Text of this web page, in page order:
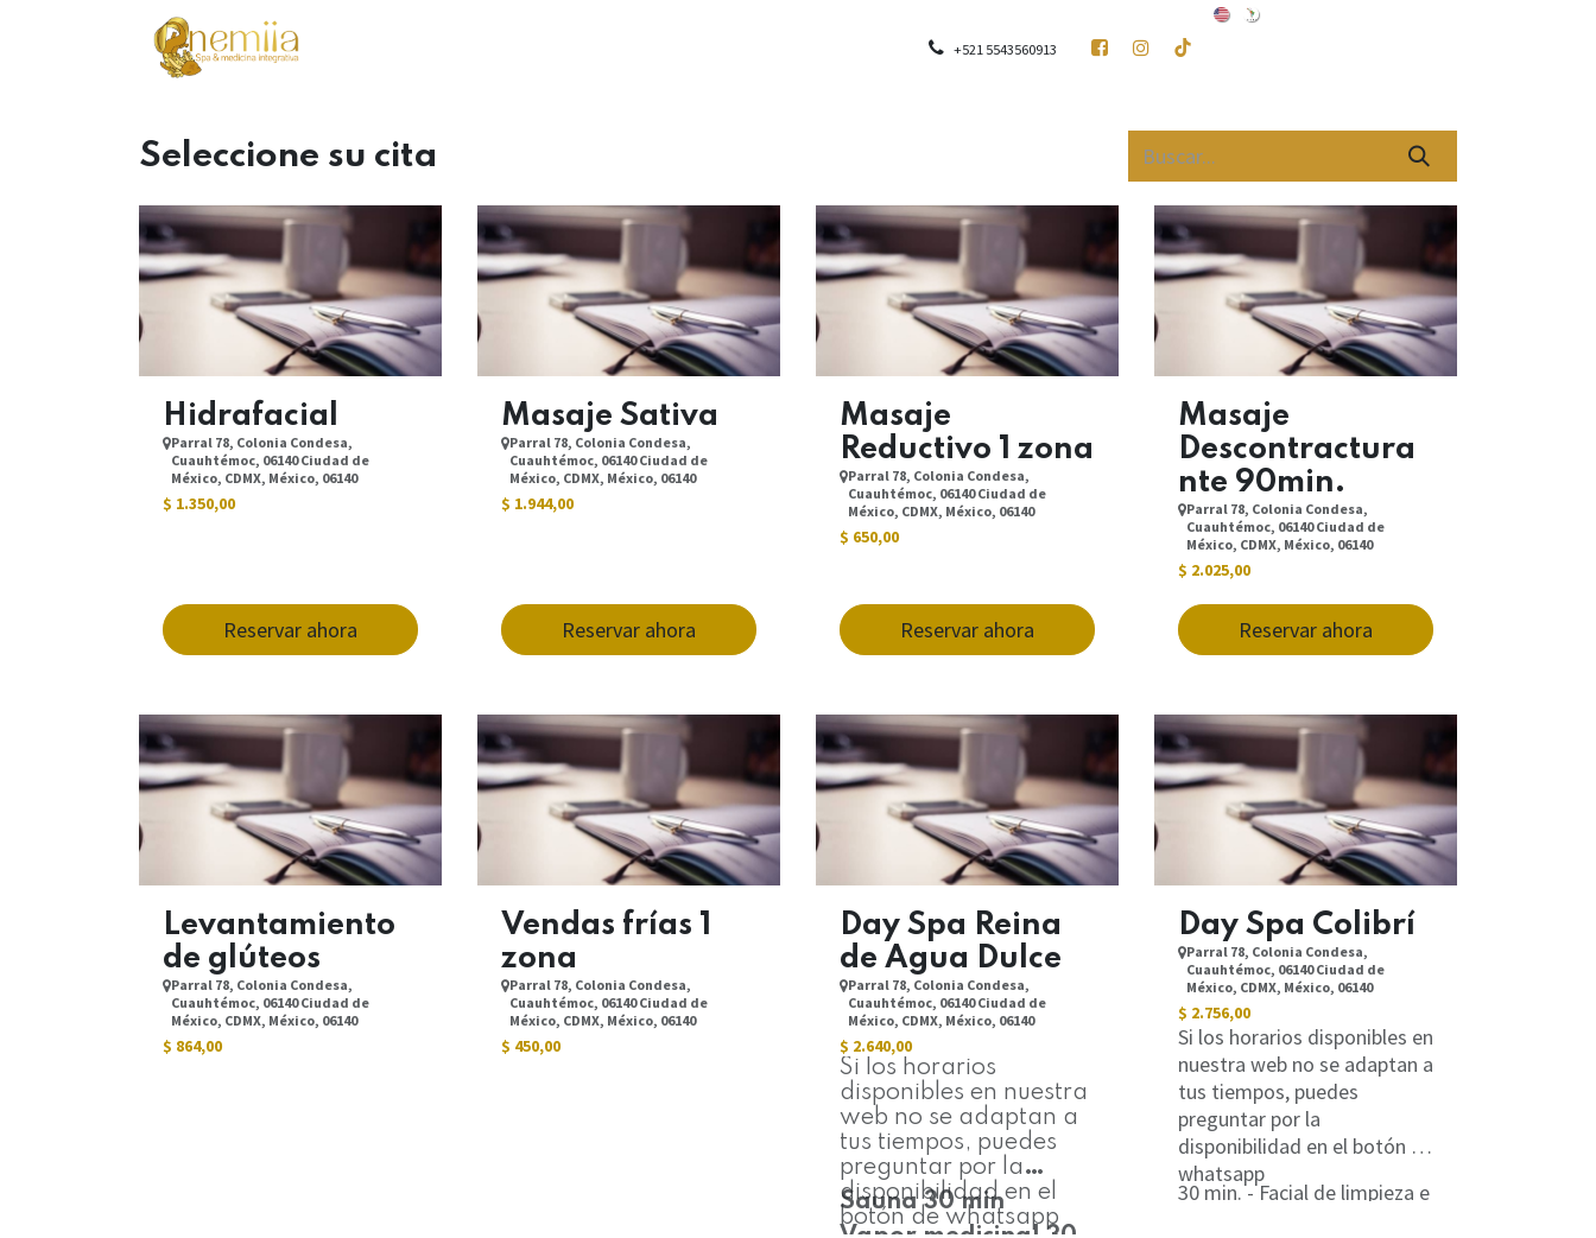
PRUEBA INICIO+521 5543560913
Seleccione su cita
Hidrafacial
Parral 78, Colonia Condesa,
Cuauhtémoc, 06140 Ciudad de
México, CDMX, México, 06140
$ 1.350,00
Reservar ahora
Masaje Sativa
Parral 78, Colonia Condesa,
Cuauhtémoc, 06140 Ciudad de
México, CDMX, México, 06140
$ 1.944,00
Reservar ahora
Masaje
Reductivo 1 zona
Parral 78, Colonia Condesa,
Cuauhtémoc, 06140 Ciudad de
México, CDMX, México, 06140
$ 650,00
Reservar ahora
Masaje
Descontractura
nte 90min.
Parral 78, Colonia Condesa,
Cuauhtémoc, 06140 Ciudad de
México, CDMX, México, 06140
$ 2.025,00
Reservar ahora
Levantamiento
de glúteos
Parral 78, Colonia Condesa,
Cuauhtémoc, 06140 Ciudad de
México, CDMX, México, 06140
$ 864,00
Vendas frías 1
zona
Parral 78, Colonia Condesa,
Cuauhtémoc, 06140 Ciudad de
México, CDMX, México, 06140
$ 450,00
Day Spa Reina
de Agua Dulce
Parral 78, Colonia Condesa,
Cuauhtémoc, 06140 Ciudad de
México, CDMX, México, 06140
$ 2.640,00
Si los horarios
disponibles en nuestra
web no se adaptan a
tus tiempos, puedes
preguntar por la
disponibilidad en el
botón de whatsapp
Sauna 30 min
Day Spa Colibrí​
Parral 78, Colonia Condesa,
Cuauhtémoc, 06140 Ciudad de
México, CDMX, México, 06140
$ 2.756,00
Si los horarios disponibles en
nuestra web no se adaptan a
tus tiempos, puedes
preguntar por la
disponibilidad en el botón de
whatsapp
30 min. - Facial de limpieza e